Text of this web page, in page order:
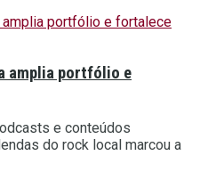
amplia portfólio e
e conteúdos
do rock local marcou a